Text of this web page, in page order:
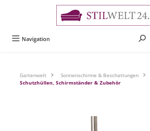
Navigation
Gartenwelt
Sonnenschirme & Beschattungen
Schutzhüllen, Schirmständer & Zubehör